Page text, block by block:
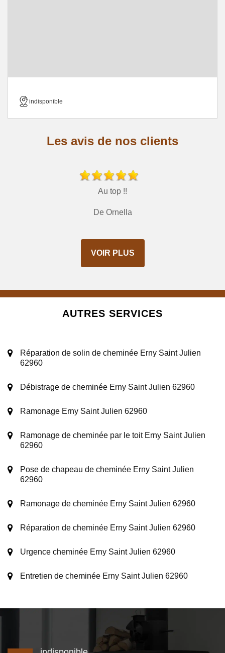
indisponible
Les avis de nos clients
Au top !!
De Ornella
VOIR PLUS
AUTRES SERVICES
Réparation de solin de cheminée Erny Saint Julien
62960
Débistrage de cheminée Erny Saint Julien 62960
Ramonage Erny Saint Julien 62960
Ramonage de cheminée par le toit Erny Saint Julien
62960
Pose de chapeau de cheminée Erny Saint Julien
62960
Ramonage de cheminée Erny Saint Julien 62960
Réparation de cheminée Erny Saint Julien 62960
Urgence cheminée Erny Saint Julien 62960
Entretien de cheminée Erny Saint Julien 62960